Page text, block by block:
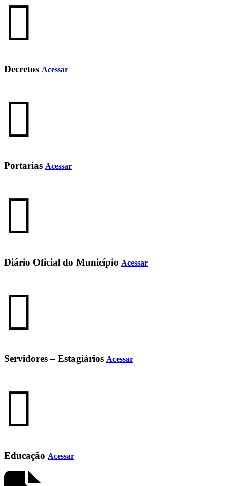
Decretos Acessar
Portarias Acessar
Diário Oficial do Município Acessar
Servidores – Estagiários Acessar
Educação Acessar